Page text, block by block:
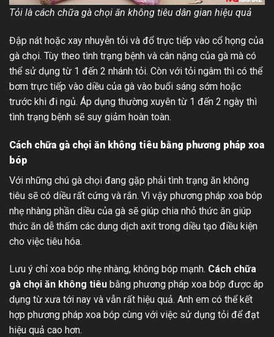
Tỏi là cách chữa gà chọi ăn không tiêu dân gian hiệu quả
Đập nát hoặc xay nhuyễn tỏi và đổ trực tiếp vào cổ họng của
gà chọi. Tùy theo tình trạng bệnh và cân nặng của gà mà có
thể sử dụng từ 1 đến 2 nhánh tỏi. Còn với tỏi ngâm thì có thể
bơm trực tiếp vào diều của gà vào buổi sáng sớm hoặc
trước khi đi ngủ. Áp dụng thường xuyên từ 1 đến 2 ngày thì
tình trạng bệnh sẽ suy giảm hoàn toàn.
Cách chữa gà chọi ăn không tiêu bằng phương pháp xoa
bóp
Với những chú gà chọi đang gặp phải tình trạng ăn không
tiêu sẽ có diều rất cứng và rắn. Vì vậy phương pháp xoa bóp
nhẹ nhàng phần diều của gà sẽ giúp chia nhỏ thức ăn giúp
thức ăn dễ thấm các dung dịch axit trong diều tạo điều kiện
cho việc tiêu hóa.
Lưu ý chỉ xoa bóp nhẹ nhàng, không bóp mạnh. Cách chữa
gà chọi ăn không tiêu bằng phương pháp xoa bóp được áp
dụng từ xưa tới nay và vẫn rất hiệu quả. Anh em có thể kết
hợp phương pháp xoa bóp cùng với việc sử dụng tỏi để đạt
hiệu quả cao hơn.